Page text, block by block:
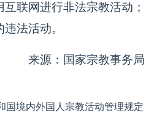
联网进行非法宗教活动；
法活动。
来源：国家宗教事务局
国境内外国人宗教活动管理规定